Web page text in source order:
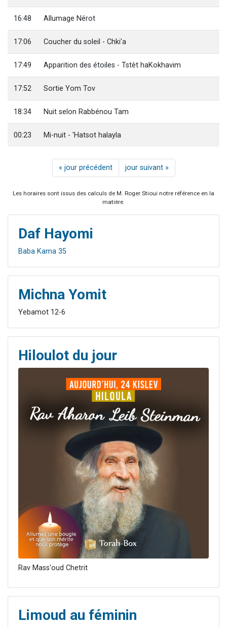
16:48 Allumage Nérot
17:06 Coucher du soleil - Chki'a
17:49 Apparition des étoiles - Tstèt haKokhavim
17:52 Sortie Yom Tov
18:34 Nuit selon Rabbénou Tam
00:23 Mi-nuit - 'Hatsot halayla
« jour précédent jour suivant »
Les horaires sont issus des calculs de M. Roger Stioui notre référence en la
matière.
Daf Hayomi
Baba Kama 35
Michna Yomit
Yebamot 12-6
Hiloulot du jour
Rav Mass'oud Chetrit
Limoud au féminin